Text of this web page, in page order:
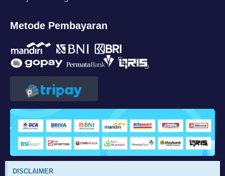
Metode Pembayaran
DISCLAIMER